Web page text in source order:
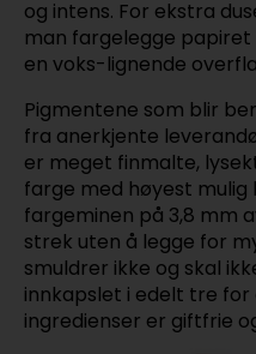
og intens. For ekstra
man fargelegge
en voks-lignende
Pigmentene som blir
fra anerkjente
er meget finmalte,
farge med høyest mulig
fargeminen på 3,8 mm
strek uten å legge for
smuldrer ikke og skal
innkapslet i edelt tre for
ingredienser er giftfrie